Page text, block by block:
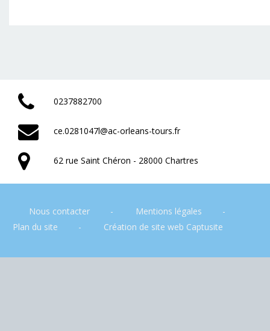
0237882700
ce.0281047l@ac-orleans-tours.fr
62 rue Saint Chéron - 28000 Chartres
Nous contacter
Mentions légales
Plan du site
Création de site web Captusite